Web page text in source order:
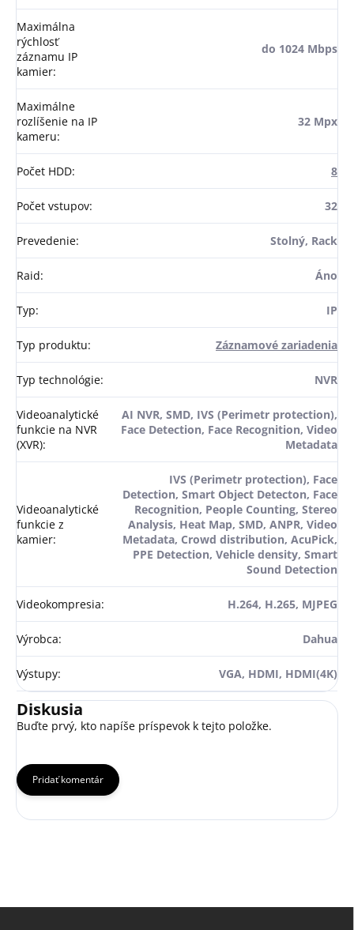
Maximálna
rýchlosť
záznamu IP
kamier:
do 1024 Mbps
Maximálne
rozlíšenie na IP
kameru:
32 Mpx
Počet HDD: 8
Počet vstupov: 32
Prevedenie: Stolný, Rack
Raid: Áno
Typ: IP
Typ produktu: Záznamové zariadenia
Typ technológie: NVR
Videoanalytické
funkcie na NVR
(XVR):
AI NVR, SMD, IVS (Perimetr protection),
Face Detection, Face Recognition, Video
Metadata
Videoanalytické
funkcie z
kamier:
IVS (Perimetr protection), Face
Detection, Smart Object Detecton, Face
Recognition, People Counting, Stereo
Analysis, Heat Map, SMD, ANPR, Video
Metadata, Crowd distribution, AcuPick,
PPE Detection, Vehicle density, Smart
Sound Detection
Videokompresia: H.264, H.265, MJPEG
Výrobca: Dahua
Výstupy: VGA, HDMI, HDMI(4K)
Diskusia
Buďte prvý, kto napíše príspevok k tejto položke.
Pridať komentár